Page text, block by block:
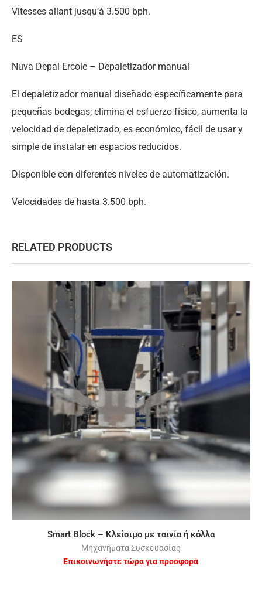
Vitesses allant jusqu’à 3.500 bph.
ES
Nuva Depal Ercole – Depaletizador manual
El depaletizador manual diseñado específicamente para
pequeñas bodegas; elimina el esfuerzo físico, aumenta la
velocidad de depaletizado, es económico, fácil de usar y
simple de instalar en espacios reducidos.
Disponible con diferentes niveles de automatización.
Velocidades de hasta 3.500 bph.
RELATED PRODUCTS
Smart Block – Κλείσιμο με ταινία ή κόλλα
Μηχανήματα Συσκευασίας
Επικοινωνήστε τώρα για προσφορά